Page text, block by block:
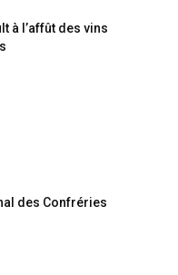
à l’affût des vins
des Confréries